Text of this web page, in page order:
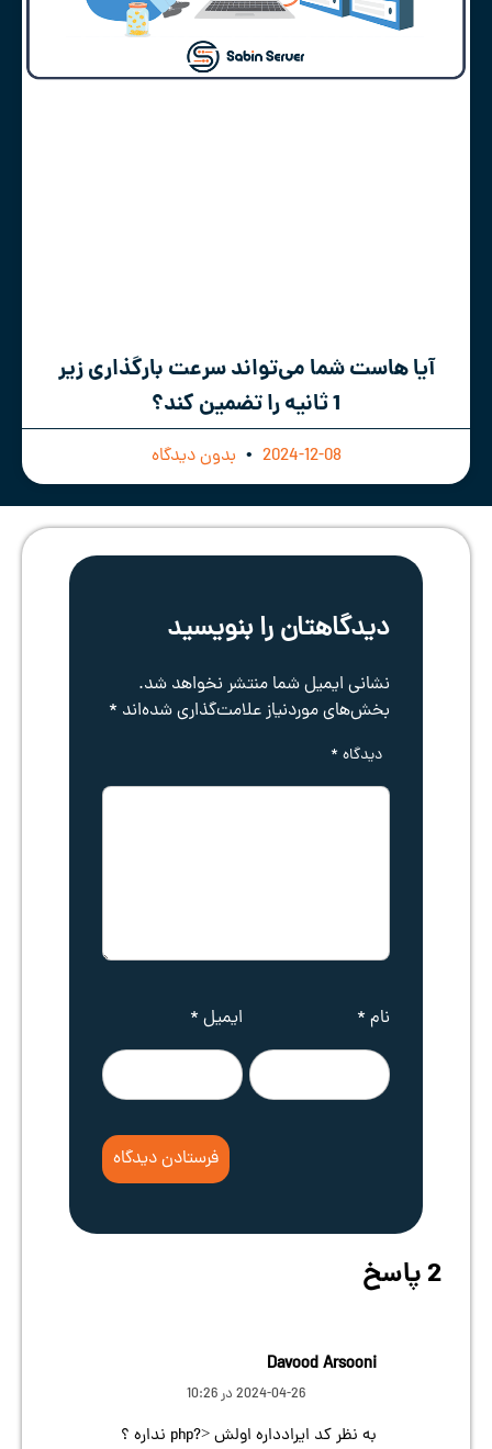
آیا هاست شما می‌تواند سرعت بارگذاری زیر
1 ثانیه را تضمین کند؟
2024-12-08 بدون دیدگاه
دیدگاهتان را بنویسید
نشانی ایمیل شما منتشر نخواهد شد.
بخش‌های موردنیاز علامت‌گذاری شده‌اند *
دیدگاه*
نام * ایمیل *
2 پاسخ
Davood Arsooni
2024-04-26 در 10:26
به نظر کد ایرادداره اولش <?php نداره ؟